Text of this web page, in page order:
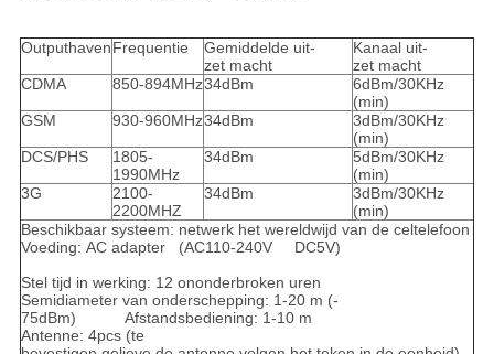
OutputhavenFrequentie
Gemiddelde uit-
zet macht
Kanaal uit-
zet macht
CDMA
850-894MHz34dBm
6dBm/30KHz
(min)
GSM
930-960MHz34dBm
3dBm/30KHz
(min)
DCS/PHS
1805-
1990MHz
34dBm
5dBm/30KHz
(min)
3G
2100-
2200MHZ
34dBm
3dBm/30KHz
(min)
Beschikbaar systeem: netwerk het wereldwijd van de celtelefoon
Voeding: AC adapter (AC110-240V DC5V)
Stel tijd in werking: 12 ononderbroken uren
Semidiameter van onderschepping: 1-20 m (-
75dBm) Afstandsbediening: 1-10 m
Antenne: 4pcs (te